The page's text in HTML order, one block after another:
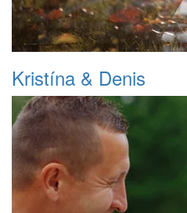
Kristína & Denis